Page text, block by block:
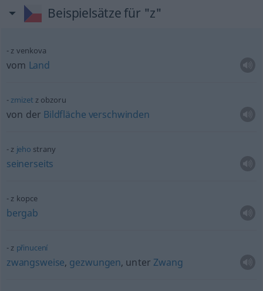
Beispielsätze für "z"
z venkova
vom Land
zmizet z obzoru
von der Bildfläche verschwinden
z jeho strany
seinerseits
z kopce
bergab
z přinucení
zwangsweise, gezwungen, unter Zwang